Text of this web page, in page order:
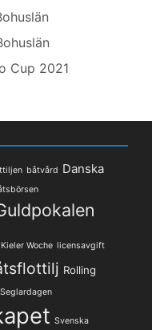
Cup 2021
båtvård Danska
Kieler Woche licensavgift
Rolling
Seglardagen
Svenska